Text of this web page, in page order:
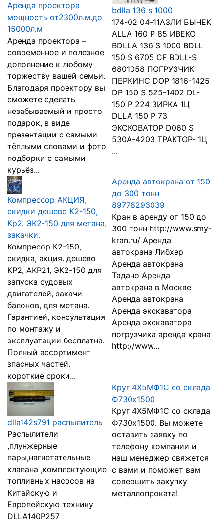
Аренда проектора
мощность от2300л.м.до
15000л.м
Аренда проектора –
современное и полезное
дополнение к любому
торжеству вашей семьи.
Благодаря проектору вы
сможете сделать
незабываемый и просто
подарок, в виде
презентации с самыми
тёплыми словами и фото
подборки с самыми
курьёз...
bdlla 136 s 1000
174-02 04-11АЗЛИ БЫЧЕК
АLLA 160 P 85 ИВЕКО
BDLLA 136 S 1000 BDLL
150 S 6705 CF BDLL-S
6801058 ПОГРУЗЧИК
ПЕРКИНС DOP 1816-1425
DP 150 S 525-1402 DL-
150 P 224 ЗИРКА 1Ц
DLLA 150 P 73
ЭКСКОВАТОР D060 S
530A-4203 ТРАКТОР- 1Ц
...
Компрессор АКЦИЯ,
скидки дешево К2-150,
Кр2. ЭК2-150 для метана,
закачки.
Компресор К2-150,
скидка, акция. дешево
КР2, АКР21, ЭК2-150 для
запуска судовых
двигателей, закачи
балонов, для метана.
Гарантией, консультация
по монтажу и
эксплуатации бесплатна.
Полный ассортимент
зпасных частей.
короткие сроки...
Аренда автокрана от 150
до 300 тонн
89778293039
Кран в аренду от 150 до
300 тонн http://www.smy-
kran.ru/ Аренда
автокрана Либхер
Аренда автокрана
Тадано Аренда
автокрана в Москве
Аренда автокрана
Аренда экскаватора
Аренда экскаватора
погрузчика аренда крана
http://www...
dlla142s791 распылитель
Распылители
,плунжерные
пары,нагнетательные
клапана ,комплектующие
топливных насосов на
Китайскую и
Европейскую технику
DLLA140P257
Круг 4Х5МФ1С со склада
Ф730х1500
Круг 4Х5МФ1С со склада
Ф730х1500. Вы можете
оставить заявку по
телефону компании и
наш менеджер свяжется
с вами и поможет вам
совершить закупку
металлопроката!